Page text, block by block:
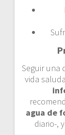
Seguir una
vida
agua de
diario-,